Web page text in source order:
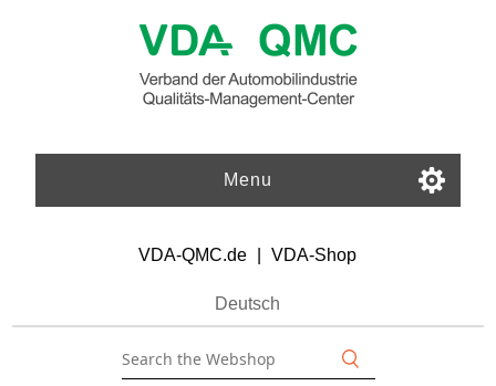
Menu
VDA-QMC.de VDA-Shop
Deutsch